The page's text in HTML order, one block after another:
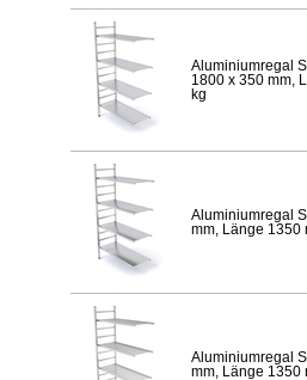
Aluminiumregal
1800 x 350 mm,
kg
Aluminiumregal
mm, Länge 1350
Aluminiumregal
mm, Länge 1350